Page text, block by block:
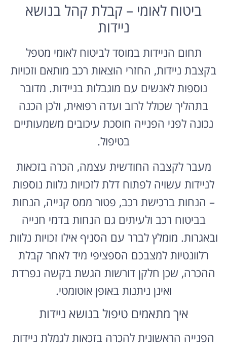
ביטוח לאומי – קבלת קהל בנושא
ניידות
תחום הניידות במוסד לביטוח לאומי מטפל
בקצבת ניידות, החזרי הוצאות רכב מותאם וזכויות
נוספות לאנשים עם מוגבלות בניידות. מדובר
בתהליך שכולל לרוב ועדה רפואית, ולכן הכנה
נכונה לפני הפנייה חוסכת עיכובים משמעותיים
בטיפול.
מעבר לקצבה החודשית עצמה, הכרה בזכאות
לניידות עשויה לפתוח דלת לזכויות נלוות נוספות
– הנחות ברכישת רכב, פטור ממס קנייה, הנחות
בביטוח רכב ולעיתים גם הנחות בדמי חנייה
ובאגרות. מומלץ לברר עם הסניף אילו זכויות נלוות
רלוונטיות למצבכם הספציפי מיד לאחר קבלת
ההכרה, שכן חלקן דורשות הגשת בקשה נפרדת
ואינן ניתנות באופן אוטומטי.
איך מתאמים טיפול בנושא ניידות
הפנייה הראשונית להכרה בזכאות לגמלת ניידות